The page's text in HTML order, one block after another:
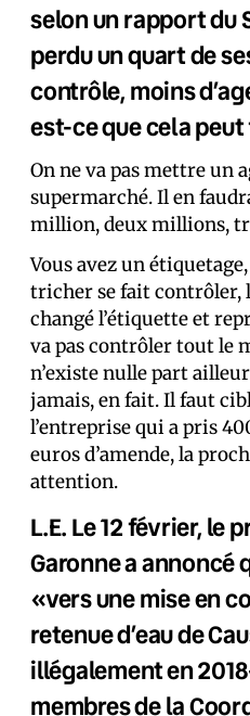
selon un rapport du
perdu un quart de
contrôle, moins
est-ce que cela
On ne va pas mettre un
supermarché. Il en
million, deux millions,
Vous avez un
tricher se fait contrôler,
changé l’étiquette et
va pas contrôler tout le
n’existe nulle part
jamais, en fait. Il faut
l’entreprise qui a pris
euros d’amende, la
attention.
L.E. Le 12 février, le
Garonne a annoncé
«vers une mise en
retenue d’eau de
illégalement en
membres de la